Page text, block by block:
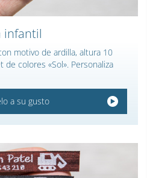
infantil
motivo de ardilla, altura 10
colores «Sol». Personaliza
a su gusto